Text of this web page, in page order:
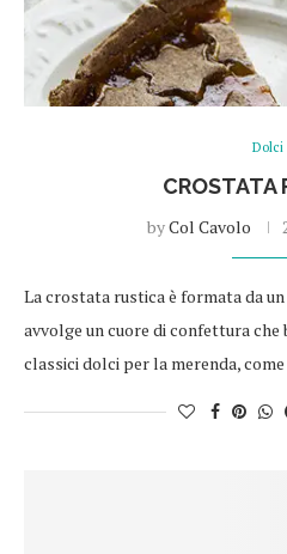
Dolci
CROSTATA
byCol Cavolo
La crostata rustica è formata da
avvolge un cuore di confettura che
classici dolci per la merenda,